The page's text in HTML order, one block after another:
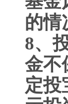
的情
8、
金不
定投